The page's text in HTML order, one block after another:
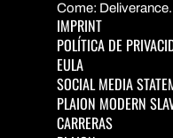
Come: Deliverance.
IMPRINT
POLÍTICA DE
EULA
SOCIAL MEDIA
PLAION MODERN
CARRERAS